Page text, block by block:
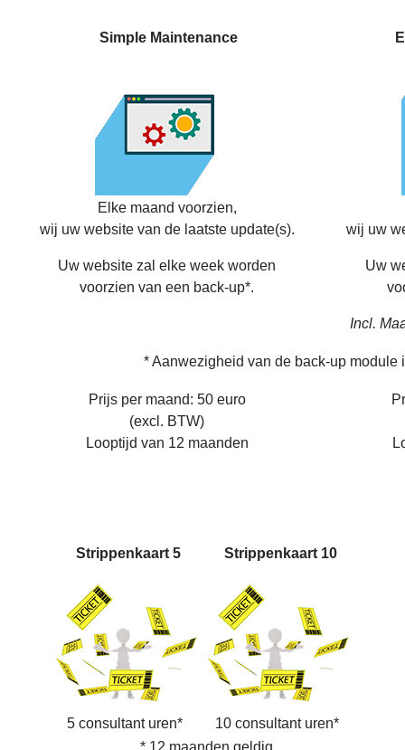
Simple Maintenance
Elke maand voorzien,
wij uw website van de laatste update(s).
Uw website zal elke week worden
voorzien van een back-up*.
wij uw
Uw
Incl.
* Aanwezigheid van de back-up module
Prijs per maand: 50 euro
(excl. BTW)
Looptijd van 12 maanden
Strippenkaart 5 Strippenkaart 10
5 consultant uren*
10 consultant uren*
* 12 maanden geldig